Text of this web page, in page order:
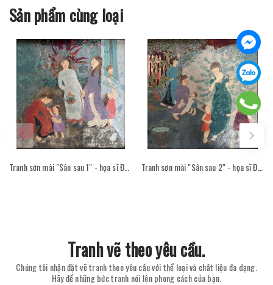
Sản phẩm cùng loại
Tranh vẽ theo yêu cầu.
Chúng tôi nhận đặt vẽ tranh theo yêu cầu với thể loại và chất liệu đa dạng.
Hãy để những bức tranh nói lên phong cách của bạn.